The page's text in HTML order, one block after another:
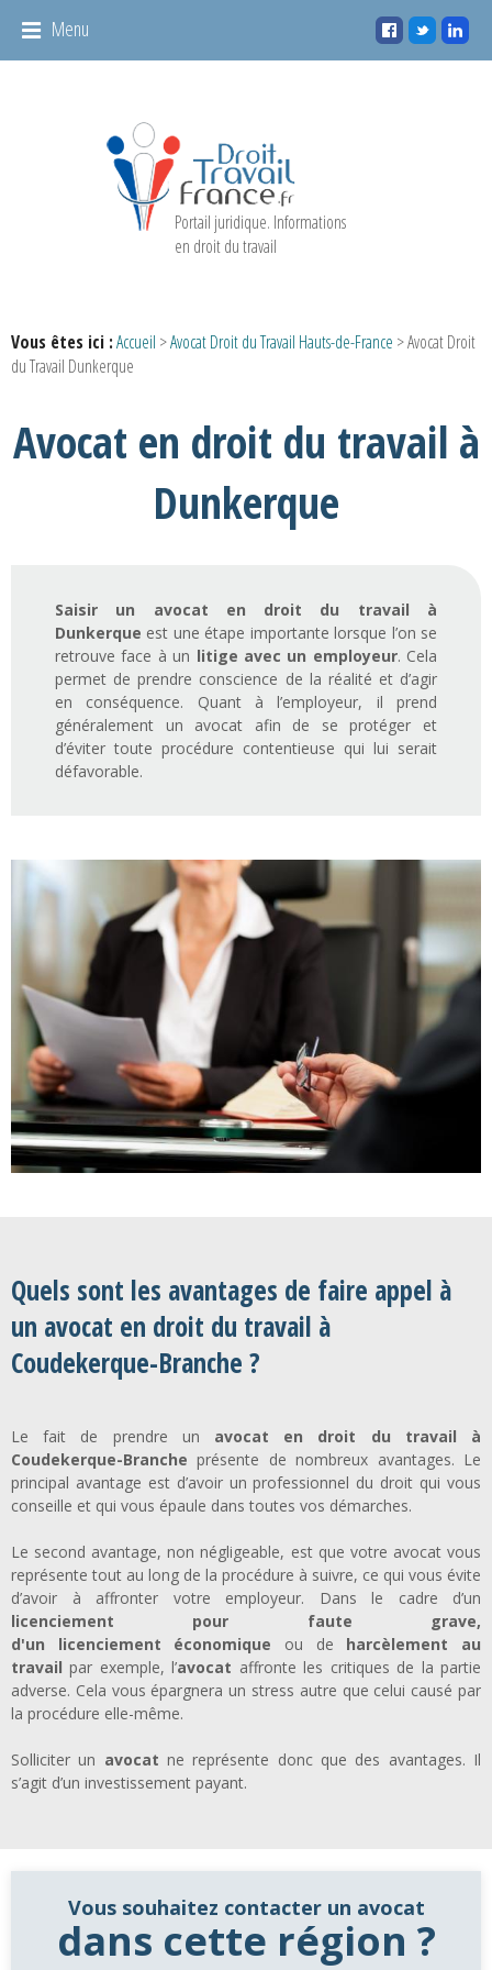
Menu
Portail juridique. Informations
en droit du travail
Vous êtes ici :Accueil >Avocat Droit du Travail Hauts-de-France > Avocat Droit
du Travail Dunkerque
Avocat en droit du travail à
Dunkerque
Saisir un avocat en droit du travail à
Dunkerque est une étape importante lorsque l’on se
retrouve face à un litige avec un employeur. Cela
permet de prendre conscience de la réalité et d’agir
en conséquence. Quant à l’employeur, il prend
généralement un avocat afin de se protéger et
d’éviter toute procédure contentieuse qui lui serait
défavorable.
Quels sont les avantages de faire appel à
un avocat en droit du travail à
Coudekerque-Branche ?
Le fait de prendre un avocat en droit du travail à
Coudekerque-Branche présente de nombreux avantages. Le
principal avantage est d’avoir un professionnel du droit qui vous
conseille et qui vous épaule dans toutes vos démarches.
Le second avantage, non négligeable, est que votre avocat vous
représente tout au long de la procédure à suivre, ce qui vous évite
d’avoir à affronter votre employeur. Dans le cadre d’un
licenciement pour faute grave,
d'un licenciement économique ou de harcèlement au
travail par exemple, l’avocat affronte les critiques de la partie
adverse. Cela vous épargnera un stress autre que celui causé par
la procédure elle-même.
Solliciter un avocat ne représente donc que des avantages. Il
s’agit d’un investissement payant.
Vous souhaitez contacter un avocat
dans cette région ?